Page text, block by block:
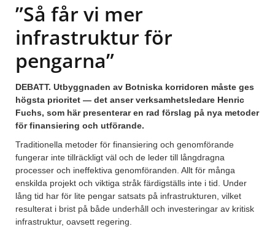
”Så får vi mer
infrastruktur för
pengarna”
DEBATT. Utbyggnaden av Botniska korridoren måste ges
högsta prioritet — det anser verksamhetsledare Henric
Fuchs, som här presenterar en rad förslag på nya metoder
för finansiering och utförande.
Traditionella metoder för finansiering och genomförande
fungerar inte tillräckligt väl och de leder till långdragna
processer och ineffektiva genomföranden. Allt för många
enskilda projekt och viktiga stråk färdigställs inte i tid. Under
lång tid har för lite pengar satsats på infrastrukturen, vilket
resulterat i brist på både underhåll och investeringar av kritisk
infrastruktur, oavsett regering.